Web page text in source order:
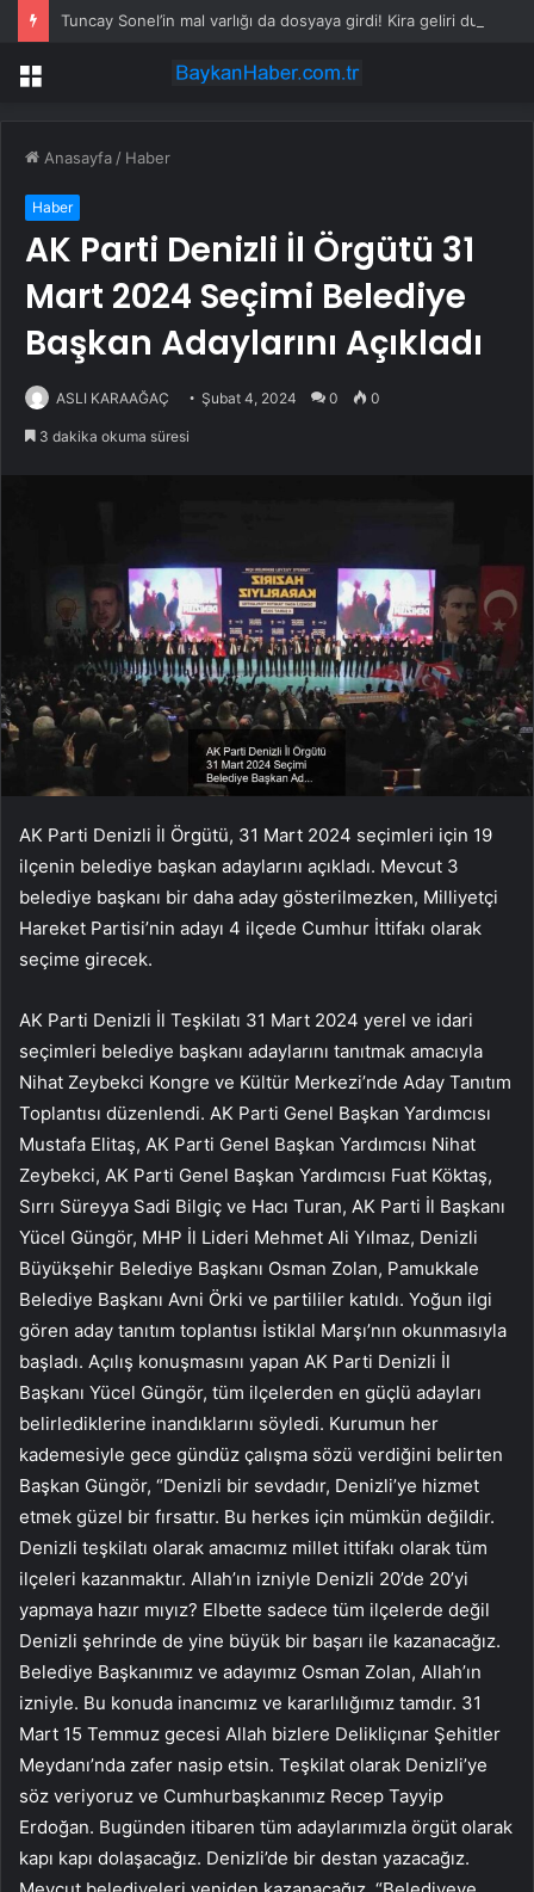
Menü
Anasayfa / Haber
Haber
AK Parti Denizli İl Örgütü 31 ​​
Mart 2024 Seçimi Belediye
Başkan Adaylarını Açıkladı
ASLI KARAAĞAÇ Şubat 4, 2024 0 0
3 dakika okuma süresi
AK Parti Denizli İl Örgütü, 31 Mart 2024 seçimleri için 19
ilçenin belediye başkan adaylarını açıkladı. Mevcut 3
belediye başkanı bir daha aday gösterilmezken, Milliyetçi
Hareket Partisi’nin adayı 4 ilçede Cumhur İttifakı olarak
seçime girecek.
AK Parti Denizli İl Teşkilatı 31 Mart 2024 yerel ve idari
seçimleri belediye başkanı adaylarını tanıtmak amacıyla
Nihat Zeybekci Kongre ve Kültür Merkezi’nde Aday Tanıtım
Toplantısı düzenlendi. AK Parti Genel Başkan Yardımcısı
Mustafa Elitaş, AK Parti Genel Başkan Yardımcısı Nihat
Zeybekci, AK Parti Genel Başkan Yardımcısı Fuat Köktaş,
Sırrı Süreyya Sadi Bilgiç ve Hacı Turan, AK Parti İl Başkanı
Yücel Güngör, MHP İl Lideri Mehmet Ali Yılmaz, Denizli
Büyükşehir Belediye Başkanı Osman Zolan, Pamukkale
Belediye Başkanı Avni Örki ve partililer katıldı. Yoğun ilgi
gören aday tanıtım toplantısı İstiklal Marşı’nın okunmasıyla
başladı. Açılış konuşmasını yapan AK Parti Denizli İl
Başkanı Yücel Güngör, tüm ilçelerden en güçlü adayları
belirlediklerine inandıklarını söyledi. Kurumun her
kademesiyle gece gündüz çalışma sözü verdiğini belirten
Başkan Güngör, “Denizli bir sevdadır, Denizli’ye hizmet
etmek güzel bir fırsattır. Bu herkes için mümkün değildir.
Denizli teşkilatı olarak amacımız millet ittifakı olarak tüm
ilçeleri kazanmaktır. Allah’ın izniyle Denizli 20’de 20’yi
yapmaya hazır mıyız? Elbette sadece tüm ilçelerde değil
Denizli şehrinde de yine büyük bir başarı ile kazanacağız.
Belediye Başkanımız ve adayımız Osman Zolan, Allah’ın
izniyle. Bu konuda inancımız ve kararlılığımız tamdır. 31
Mart 15 Temmuz gecesi Allah bizlere Delikliçınar Şehitler
Meydanı’nda zafer nasip etsin. Teşkilat olarak Denizli’ye
söz veriyoruz ve Cumhurbaşkanımız Recep Tayyip
Erdoğan. Bugünden itibaren tüm adaylarımızla örgüt olarak
kapı kapı dolaşacağız. Denizli’de bir destan yazacağız.